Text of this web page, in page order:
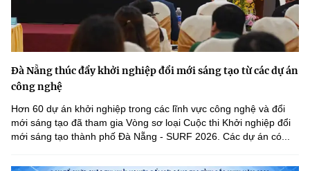
Đà Nẵng thúc đẩy khởi nghiệp đổi mới sáng tạo từ các dự án
công nghệ
Hơn 60 dự án khởi nghiệp trong các lĩnh vực công nghệ và đổi
mới sáng tạo đã tham gia Vòng sơ loại Cuộc thi Khởi nghiệp đổi
mới sáng tạo thành phố Đà Nẵng - SURF 2026. Các dự án có...